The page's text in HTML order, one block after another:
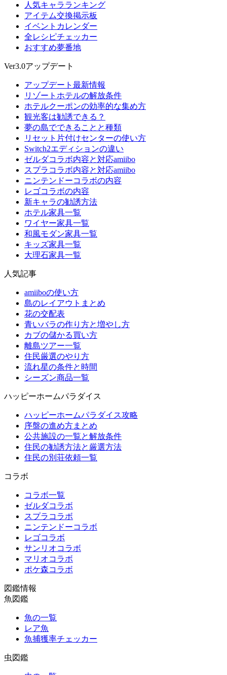
人気キャラランキング
アイテム交換掲示板
イベントカレンダー
全レシピチェッカー
おすすめ夢番地
Ver3.0アップデート
アップデート最新情報
リゾートホテルの解放条件
ホテルクーポンの効率的な集め方
観光客は勧誘できる？
夢の島でできることと種類
リセット片付けセンターの使い方
Switch2エディションの違い
ゼルダコラボ内容と対応amiibo
スプラコラボ内容と対応amiibo
ニンテンドーコラボの内容
レゴコラボの内容
新キャラの勧誘方法
ホテル家具一覧
ワイヤー家具一覧
和風モダン家具一覧
キッズ家具一覧
大理石家具一覧
人気記事
amiiboの使い方
島のレイアウトまとめ
花の交配表
青いバラの作り方と増やし方
カブの儲かる買い方
離島ツアー一覧
住民厳選のやり方
流れ星の条件と時間
シーズン商品一覧
ハッピーホームパラダイス
ハッピーホームパラダイス攻略
序盤の進め方まとめ
公共施設の一覧と解放条件
住民の勧誘方法と厳選方法
住民の別荘依頼一覧
コラボ
コラボ一覧
ゼルダコラボ
スプラコラボ
ニンテンドーコラボ
レゴコラボ
サンリオコラボ
マリオコラボ
ポケ森コラボ
図鑑情報
魚図鑑
魚の一覧
レア魚
魚捕獲率チェッカー
虫図鑑